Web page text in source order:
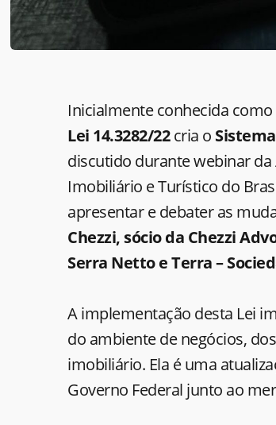
Inicialmente conhecida
Lei 14.3282/22cria o
discutido durante webinar
Imobiliário e Turístico do
apresentar e debater as
Chezzi, sócio da Chezzi
Serra Netto e Terra –
A implementação desta Lei
do ambiente de negócios,
imobiliário. Ela é uma
Governo Federal junto ao